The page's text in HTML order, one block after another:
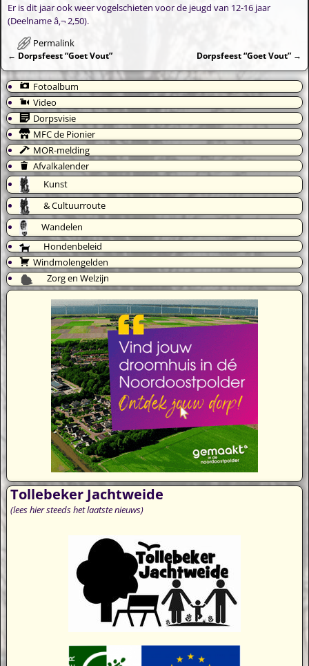
Er is dit jaar ook weer vogelschieten voor de jeugd van 12-16 jaar
(Deelname â‚¬ 2,50).
Permalink
Bericht navigatie
← Dorpsfeest “Goet Vout” Dorpsfeest “Goet Vout” →
Fotoalbum
Video
Dorpsvisie
MFC de Pionier
MOR-melding
Afvalkalender
Kunst
& Cultuurroute
Wandelen
Hondenbeleid
Windmolengelden
Zorg en Welzijn
Tollebeker Jachtweide
(lees hier steeds het laatste nieuws)